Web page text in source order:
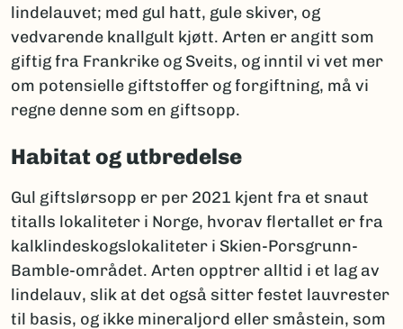
lindelauvet; med gul hatt, gule skiver, og
vedvarende knallgult kjøtt. Arten er angitt som
giftig fra Frankrike og Sveits, og inntil vi vet mer
om potensielle giftstoffer og forgiftning, må vi
regne denne som en giftsopp.
Habitat og utbredelse
Gul giftslørsopp er per 2021 kjent fra et snaut
titalls lokaliteter i Norge, hvorav flertallet er fra
kalklindeskogslokaliteter i Skien-Porsgrunn-
Bamble-området. Arten opptrer alltid i et lag av
lindelauv, slik at det også sitter festet lauvrester
til basis, og ikke mineraljord eller småstein, som